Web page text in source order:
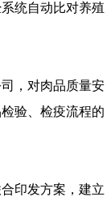
统自动比对养殖
，对肉品质量安
验、检疫流程的
印发方案，建立